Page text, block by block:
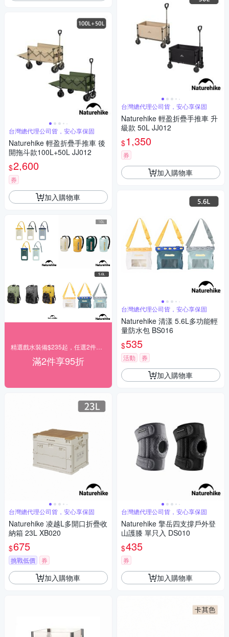
台灣總代理公司貨，安心享保固
Naturehike 輕盈折疊手推車 後
開拖斗款100L+50L JJ012
$2,600
券
加入購物車
滿2件享95折
台灣總代理公司貨，安心享保固
Naturehike 凌越L多開口折疊收
納箱 23L XB020
$675
挑戰低價 券
加入購物車
台灣總代理公司貨，安心享保固
Naturehike 輕盈折疊手推車 升
級款 50L JJ012
$1,350
券
加入購物車
台灣總代理公司貨，安心享保固
Naturehike 清漾 5.6L多功能輕
量防水包 BS016
$535
活動 券
加入購物車
台灣總代理公司貨，安心享保固
Naturehike 擎岳四支撐戶外登
山護膝 單只入 DS010
$435
券
加入購物車